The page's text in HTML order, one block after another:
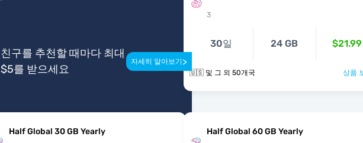
친구를 추천할 때마다 최대
$5를 받으세요
자세히 알아보기 >
3
30일 24 GB $21.99
🇺🇸 및 그 외 50개국 상품
Half Global 30 GB Yearly Half Global 60 GB Yearly